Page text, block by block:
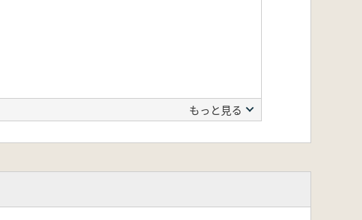
もっと見る